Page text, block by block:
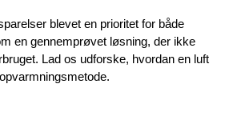
blevet en prioritet for både
en gennemprøvet løsning, der ikke
Lad os udforske, hvordan en luft